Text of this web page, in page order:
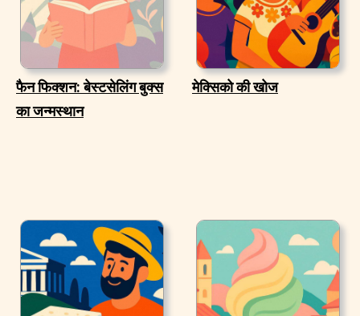
फैन फिक्शन: बेस्टसेलिंग बुक्स
का जन्मस्थान
मेक्सिको की खोज